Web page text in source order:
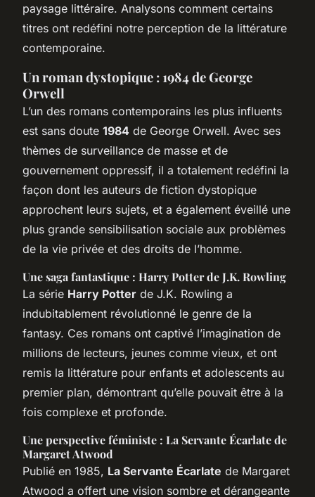
paysage littéraire. Analysons comment certains
titres ont redéfini notre perception de la littérature
contemporaine.
Un roman dystopique : 1984 de George
Orwell
L’un des romans contemporains les plus influents
est sans doute 1984 de George Orwell. Avec ses
thèmes de surveillance de masse et de
gouvernement oppressif, il a totalement redéfini la
façon dont les auteurs de fiction dystopique
approchent leurs sujets, et a également éveillé une
plus grande sensibilisation sociale aux problèmes
de la vie privée et des droits de l’homme.
Une saga fantastique : Harry Potter de J.K. Rowling
La série Harry Potter de J.K. Rowling a
indubitablement révolutionné le genre de la
fantasy. Ces romans ont captivé l’imagination de
millions de lecteurs, jeunes comme vieux, et ont
remis la littérature pour enfants et adolescents au
premier plan, démontrant qu’elle pouvait être à la
fois complexe et profonde.
Une perspective féministe : La Servante Écarlate de
Margaret Atwood
Publié en 1985, La Servante Écarlate de Margaret
Atwood a offert une vision sombre et dérangeante